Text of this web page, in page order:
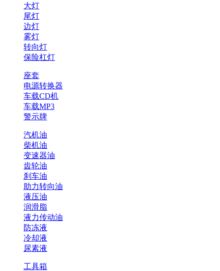
大灯
尾灯
边灯
雾灯
转向灯
保险杠灯
座套
电源转换器
车载CD机
车载MP3
警示牌
汽机油
柴机油
变速器油
齿轮油
刹车油
助力转向油
液压油
润滑脂
液力传动油
防冻液
冷却液
尿素液
工具箱